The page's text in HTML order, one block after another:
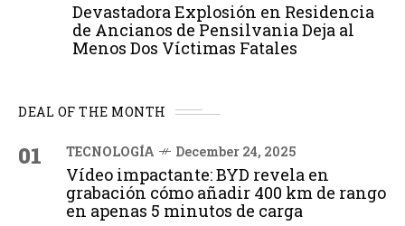
Devastadora Explosión en Residencia
de Ancianos de Pensilvania Deja al
Menos Dos Víctimas Fatales
DEAL OF THE MONTH
01 TECNOLOGÍA December 24, 2025
Vídeo impactante: BYD revela en
grabación cómo añadir 400 km de rango
en apenas 5 minutos de carga